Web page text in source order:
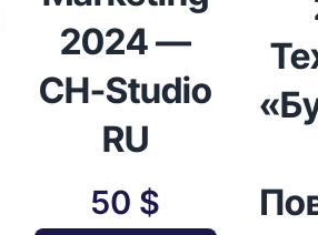
2024 —
CH-Studio
RU
50 $